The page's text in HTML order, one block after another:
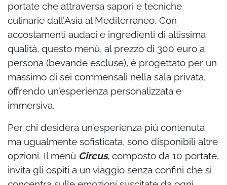
portate che attraversa sapori e tecniche
culinarie dall’Asia al Mediterraneo. Con
accostamenti audaci e ingredienti di altissima
qualità, questo menù, al prezzo di 300 euro a
persona (bevande escluse), è progettato per un
massimo di sei commensali nella sala privata,
offrendo un’esperienza personalizzata e
immersiva.
Per chi desidera un’esperienza più contenuta
ma ugualmente sofisticata, sono disponibili altre
opzioni. Il menù Circus, composto da 10 portate,
invita gli ospiti a un viaggio senza confini che si